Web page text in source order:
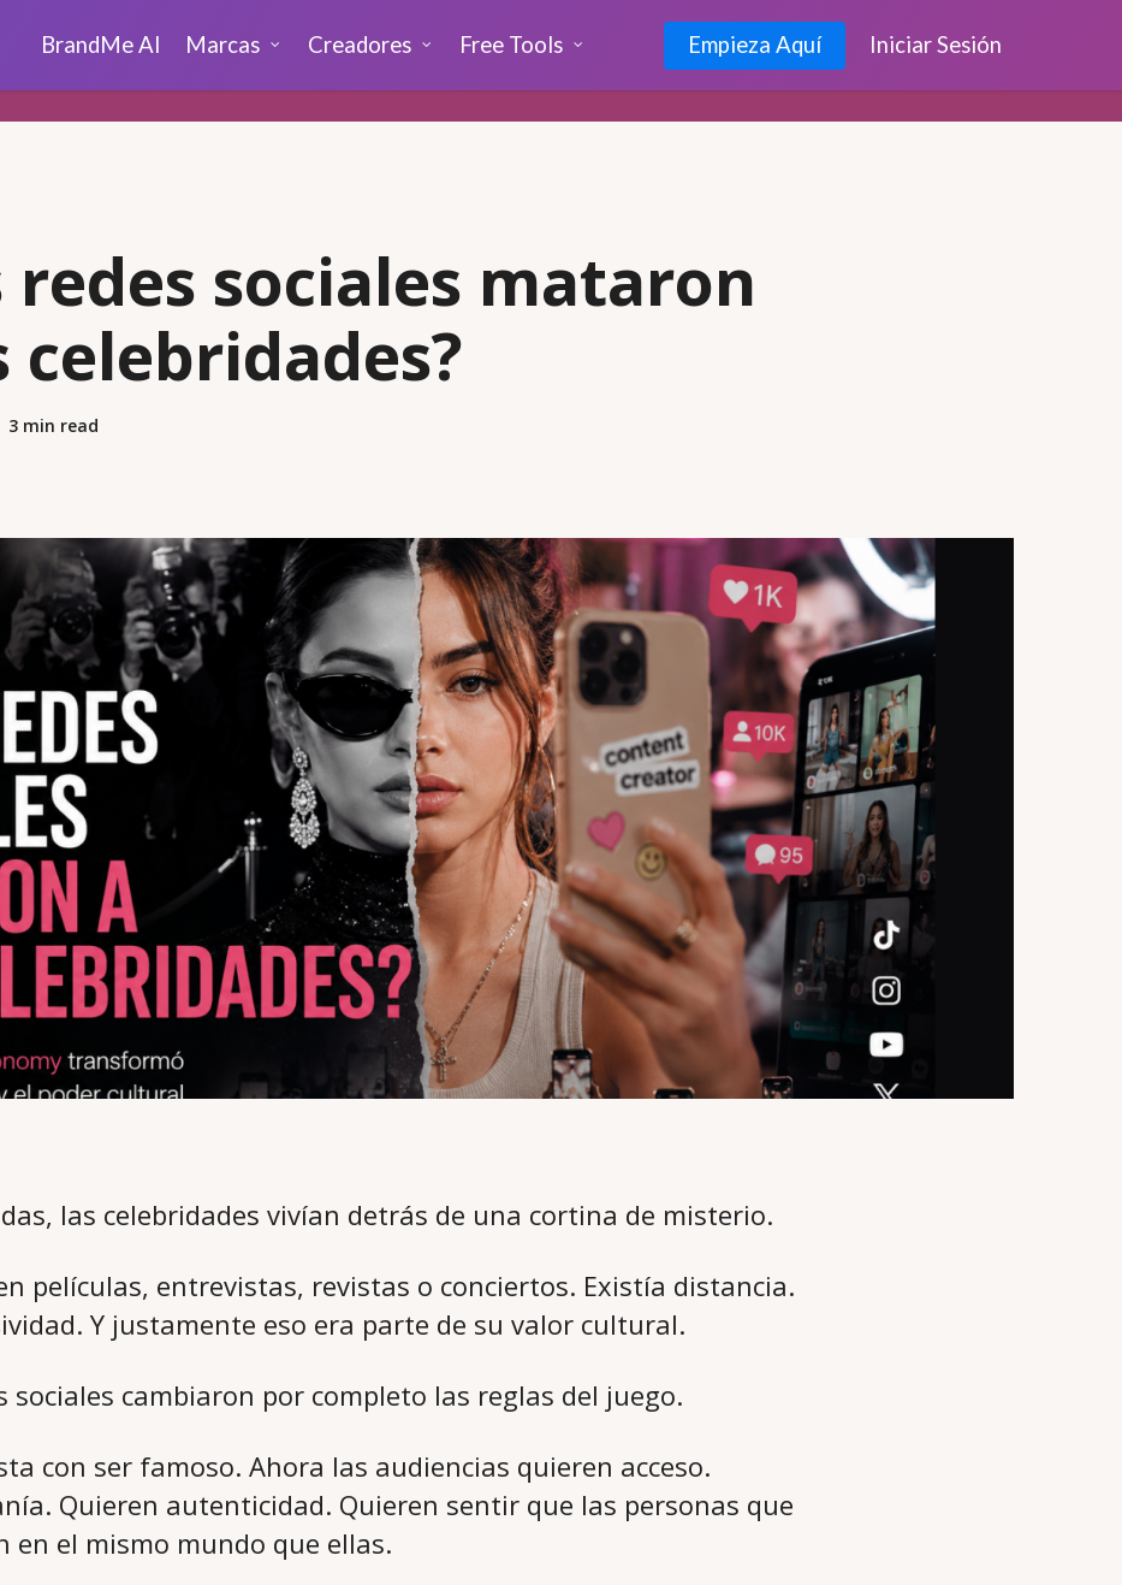
BrandMe AI Marcas Creadores Free Tools Empieza Aquí Iniciar Sesión
redes sociales mataron
celebridades?
3 min read
las celebridades vivían detrás de una cortina de misterio.
películas, entrevistas, revistas o conciertos. Existía distancia.
Y justamente eso era parte de su valor cultural.
sociales cambiaron por completo las reglas del juego.
con ser famoso. Ahora las audiencias quieren acceso.
Quieren autenticidad. Quieren sentir que las personas que
en el mismo mundo que ellas.